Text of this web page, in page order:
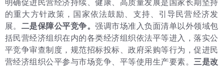
的重大方针政策，国家依法鼓励、支持、引导民营经济发
展。 二是保障公平竞争。强调市场准入负面清单以外领域包
括民营经济组织在内的各类经济组织依法平等进入，落实公
平竞争审查制度，规范招标投标、政府采购等行为，促进民
营经济组织公平参与市场竞争、平等使用生产要素。三是改